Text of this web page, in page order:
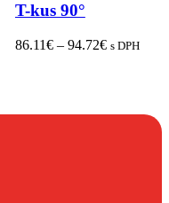
T-kus 90°
86.11€– 94.72€ s DPH